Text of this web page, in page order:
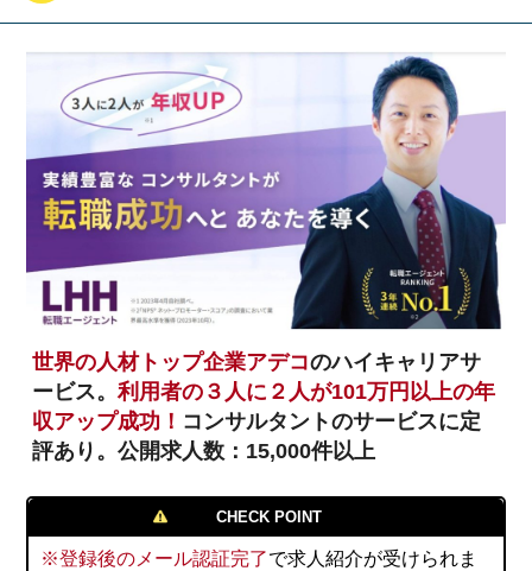
世界の人材トップ企業アデコのハイキャリアサ
ービス。利用者の３人に２人が101万円以上の年
収アップ成功！ コンサルタントのサービスに定
評あり。公開求人数：15,000件以上
CHECK POINT
※登録後のメール認証完了で求人紹介が受けられま